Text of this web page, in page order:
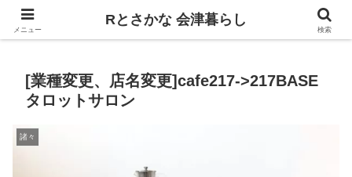
飲食、観光、イベント。食べて遊ぶ
[業種変更、店名変更]cafe217->217BASE
タロットサロン
諸々
メニュー
Rとさかな 会津暮らし
検索